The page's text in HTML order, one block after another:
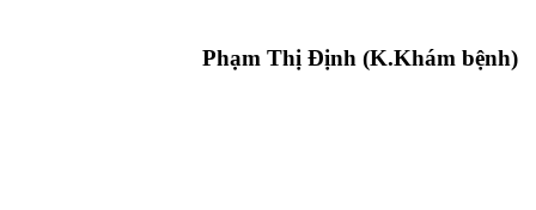
Phạm Thị Định (K.Khám bệnh)